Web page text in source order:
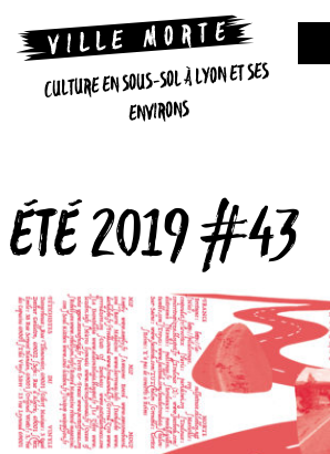
CULTURE EN SOUS-SOL À LYON ET SES
ENVIRONS
ÉTÉ 2019 #43